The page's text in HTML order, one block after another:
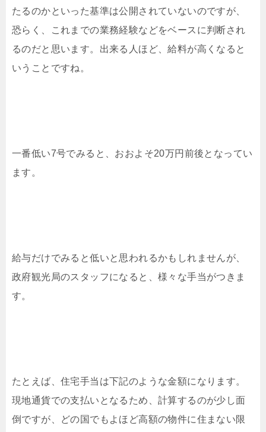
たるのかといった基準は公開されていないのですが、
恐らく、これまでの業務経験などをベースに判断され
るのだと思います。出来る人ほど、給料が高くなると
いうことですね。
一番低い7号でみると、おおよそ20万円前後となってい
ます。
給与だけでみると低いと思われるかもしれませんが、
政府観光局のスタッフになると、様々な手当がつきま
す。
たとえば、住宅手当は下記のような金額になります。
現地通貨での支払いとなるため、計算するのが少し面
倒ですが、どの国でもよほど高額の物件に住まない限